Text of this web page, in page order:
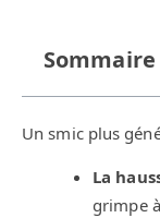
Sommaire
Un smic plus
La
grimpe